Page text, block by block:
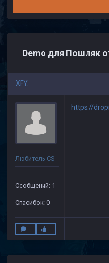
Demo для Пошляк
XFY.
Любитель CS
Сообщений: 1
Спасибок: 0
https://